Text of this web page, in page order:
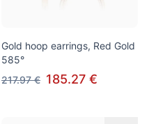
Gold hoop earrings, Red Gold
585°
217.97 € 185.27 €